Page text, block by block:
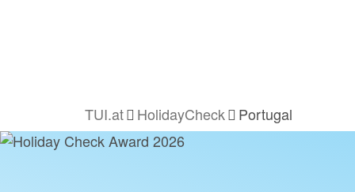
TUI.at HolidayCheck Portugal